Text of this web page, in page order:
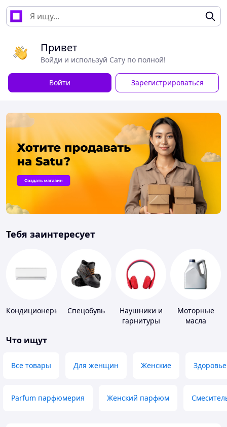
Привет
Войди и используй Сату по полной!
Войти Зарегистрироваться
Тебя заинтересует
Кондиционеры Спецобувь
Наушники и
гарнитуры
Моторные
масла
Что ищут
Все товары Для женщин Женские Здоровье
Parfum парфюмерия Женский парфюм